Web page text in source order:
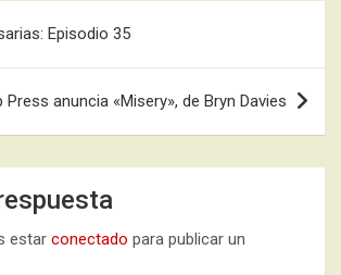
Episodio 35
Press anuncia «Misery», de Bryn Davies
estar conectado para publicar un